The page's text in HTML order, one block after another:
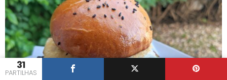
31
PARTILHAS